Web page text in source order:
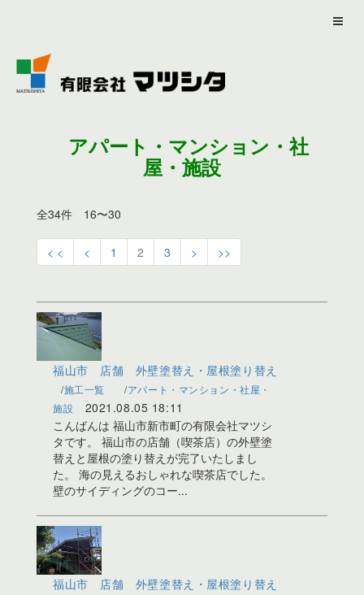
アパート・マンション・社
屋・施設
全34件 16〜30
< < < 1 2 3 > >>
福山市 店舗 外壁塗替え・屋根塗り替え
施工一覧
アパート・マンション・社屋・
施設
2021.08.05 18:11
こんばんは 福山市新市町の有限会社マツシ
タです。 福山市の店舗（喫茶店）の外壁塗
替えと屋根の塗り替えが完了いたしまし
た。 海の見えるおしゃれな喫茶店でした。
壁のサイディングのコー...
福山市 店舗 外壁塗替え・屋根塗り替え